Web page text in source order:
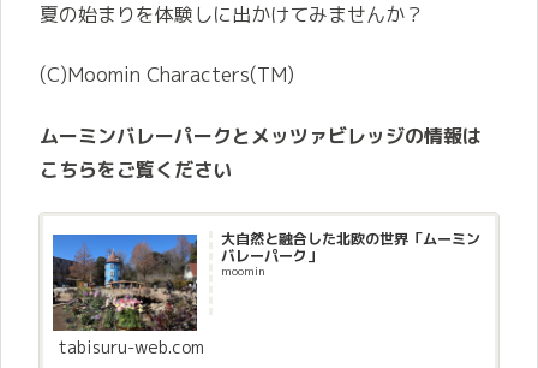
夏の始まりを体験しに出かけてみませんか？
(C)Moomin Characters(TM)
ムーミンバレーパークとメッツァビレッジの情報は
こちらをご覧ください
大自然と融合した北欧の世界「ムーミン
バレーパーク」
moomin
tabisuru-web.com